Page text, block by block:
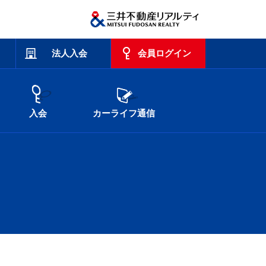
法人入会 会員ログイン
入会 カーライフ通信